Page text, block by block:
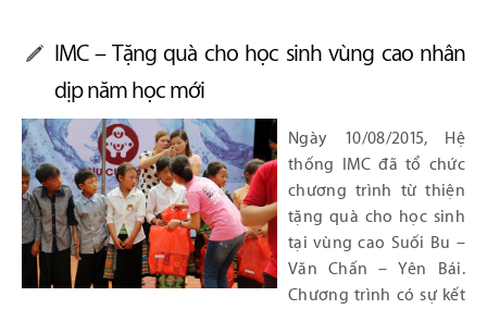
IMC – Tặng quà cho học sinh vùng cao nhân
dịp năm học mới
Ngày 10/08/2015, Hệ
thống IMC đã tổ chức
chương trình từ thiện
tặng quà cho học sinh
tại vùng cao Suối Bu –
Văn Chấn – Yên Bái.
Chương trình có sự kết